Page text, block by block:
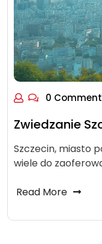
0
Zwiedzanie
Szczecin, miasto
wiele do
Read More